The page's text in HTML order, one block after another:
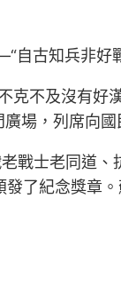
古知兵非好
克不及沒有好
場，列席向國
戰士老同道、
了紀念獎章